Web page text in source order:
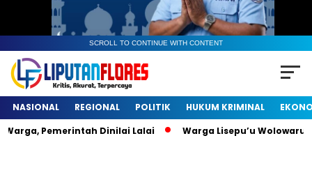
SCROLL TO CONTINUE WITH CONTENT
NASIONAL REGIONAL POLITIK HUKUM KRIMINAL
Pemerintah Dinilai Lalai
Warga Lisepu’u Wolowaru